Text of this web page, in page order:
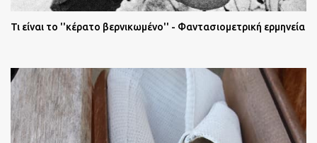
Τι είναι το ''κέρατο βερνικωμένο'' - Φαντασιομετρική ερμηνεία